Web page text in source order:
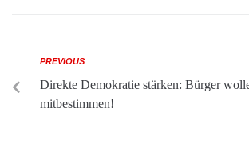
PREVIOUS
Direkte Demokratie stärken: Bürger
mitbestimmen!